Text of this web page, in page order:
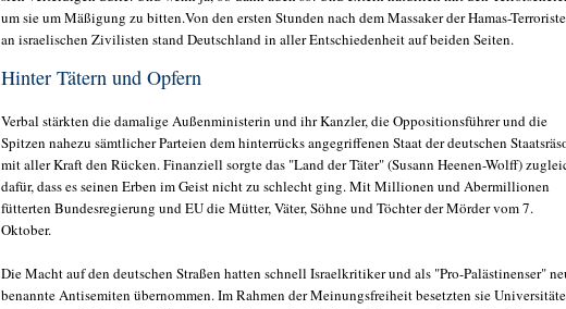
um sie um Mäßigung zu bitten.Von den ersten Stunden nach dem Massaker der Hamas-
an israelischen Zivilisten stand Deutschland in aller Entschiedenheit auf beiden Seiten.
Hinter Tätern und Opfern
Verbal stärkten die damalige Außenministerin und ihr Kanzler, die Oppositionsführer und die
Spitzen nahezu sämtlicher Parteien dem hinterrücks angegriffenen Staat der deutschen
mit aller Kraft den Rücken. Finanziell sorgte das "Land der Täter" (Susann Heenen-Wolff)
dafür, dass es seinen Erben im Geist nicht zu schlecht ging. Mit Millionen und Abermillionen
fütterten Bundesregierung und EU die Mütter, Väter, Söhne und Töchter der Mörder vom 7.
Oktober.
Die Macht auf den deutschen Straßen hatten schnell Israelkritiker und als "Pro-Palästinenser"
benannte Antisemiten übernommen. Im Rahmen der Meinungsfreiheit besetzten sie